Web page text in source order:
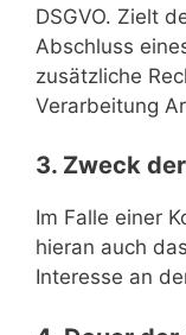
DSGVO. Zielt
Abschluss
zusätzliche
Verarbeitung
3. Zweck
Im Falle einer
hieran auch
Interesse an